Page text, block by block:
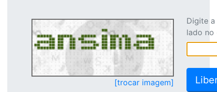
[trocar imagem]
Digite
lado no